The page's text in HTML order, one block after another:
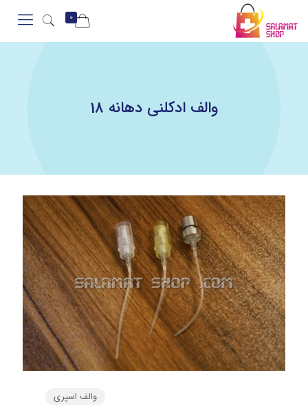
0
والف ادکلنی دهانه 18
والف اسپری